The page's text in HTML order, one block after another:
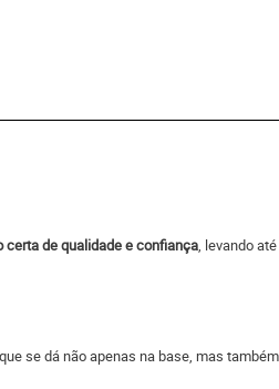
de qualidade e confiança, levando
que se dá não apenas na base, mas